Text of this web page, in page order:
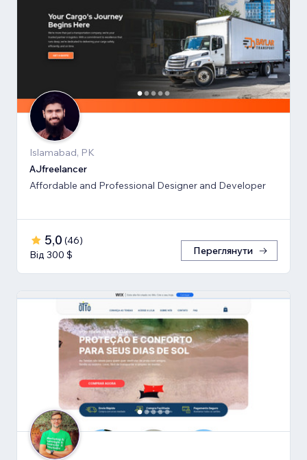
Islamabad, PK
AJfreelancer
Affordable and Professional Designer and Developer
5,0 (46)
Від 300 $
Переглянути